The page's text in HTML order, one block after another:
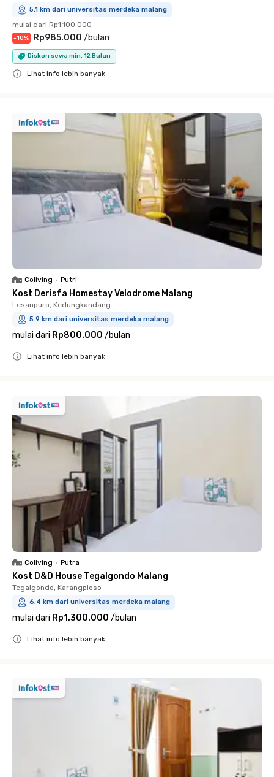
5.1 km dari universitas merdeka malang
mulai dari Rp1.100.000
-10% Rp985.000 /bulan
Diskon sewa min. 12 Bulan
Lihat info lebih banyak
Coliving • Putri
Kost Derisfa Homestay Velodrome Malang
Lesanpuro, Kedungkandang
5.9 km dari universitas merdeka malang
mulai dari Rp800.000 /bulan
Lihat info lebih banyak
Coliving • Putra
Kost D&D House Tegalgondo Malang
Tegalgondo, Karangploso
6.4 km dari universitas merdeka malang
mulai dari Rp1.300.000 /bulan
Lihat info lebih banyak